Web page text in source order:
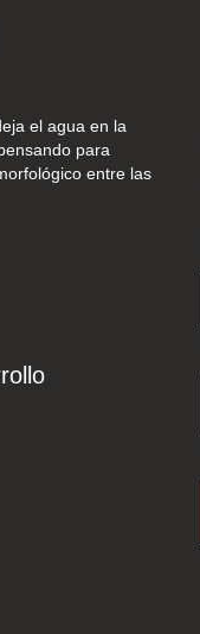
el agua en la
para
entre las